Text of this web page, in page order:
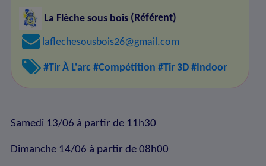
La Flèche sous bois (Référent)
laflechesousbois26@gmail.com
#Tir À L'arc #Compétition #Tir 3D #Indoor
Samedi 13/06 à partir de 11h30
Dimanche 14/06 à partir de 08h00